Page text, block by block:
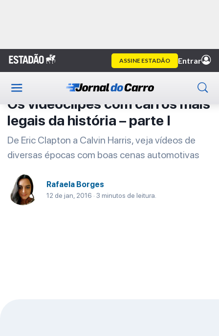
Primeira Classe
Os videoclipes com carros mais
legais da história – parte I
De Eric Clapton a Calvin Harris, veja vídeos de
diversas épocas com boas cenas automotivas
Rafaela Borges
12 de jan, 2016 · 3 minutos de leitura.